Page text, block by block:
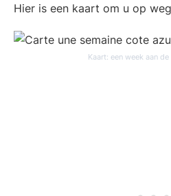
Hier is een kaart om u op
Kaart: een week aan